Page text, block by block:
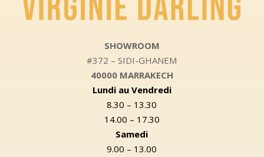
SHOWROOM
#372 – SIDI-GHANEM
40000 MARRAKECH
Lundi au Vendredi
8.30 – 13.30
14.00 – 17.30
Samedi
9.00 – 13.00